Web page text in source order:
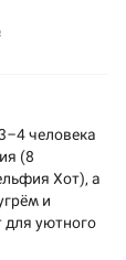
человека
(8
Хот), а
и
для уютного